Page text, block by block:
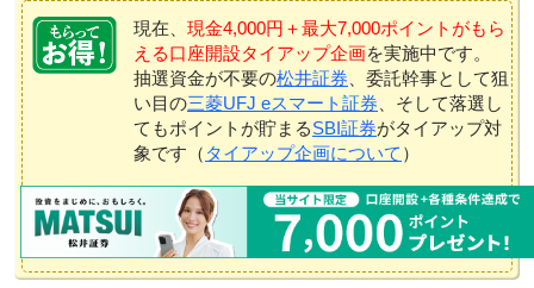
現在、 現金4,000円＋最大7,000ポイントがもら
える口座開設タイアップ企画を実施中です。
抽選資金が不要の松井証券 、委託幹事として狙
い目の三菱UFJ eスマート証券 、そして落選し
てもポイントが貯まるSBI証券がタイアップ対
象です（ タイアップ企画について ）